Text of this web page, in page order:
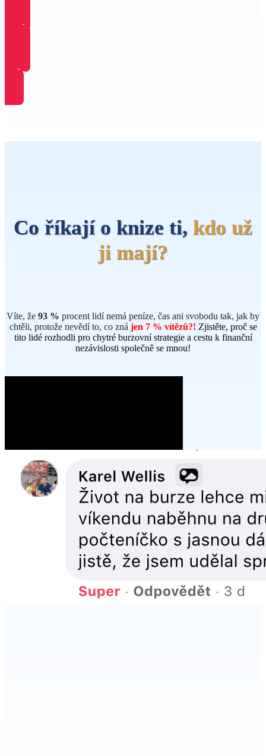
MÁM ZÁJEM O KNIHU!
MÁM ZÁJEM O KNIHU!
Co říkají o knize ti, kdo už
ji mají?
Víte, že 93 % procent lidí nemá peníze, čas ani svobodu tak, jak by
chtěli, protože nevědí to, co zná jen 7 % vítězů?! Zjistěte, proč se
tito lidé rozhodli pro chytré burzovní strategie a cestu k finanční
nezávislosti společně se mnou!